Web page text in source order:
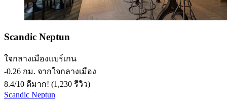
Scandic Neptun
ใจกลางเมืองแบร์เกน
‐0.26 กม. จากใจกลางเมือง
8.4/10 ดีมาก! (1,230 รีวิว)
Scandic Neptun